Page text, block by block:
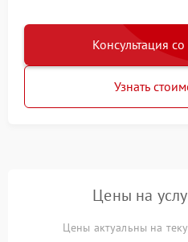
Консультация
Узнать
Цены на
Цены актуальны на